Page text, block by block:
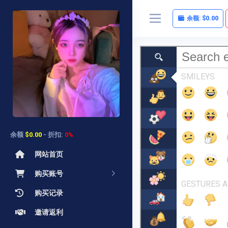
余额 $0.00 - 折扣: 0%
网站首页
购买账号
购买记录
邀请返利
余额: $0.00